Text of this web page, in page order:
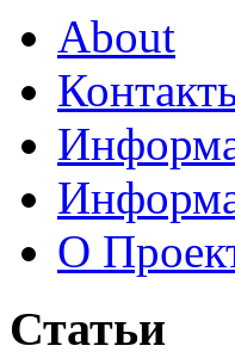
About
О
Статьи